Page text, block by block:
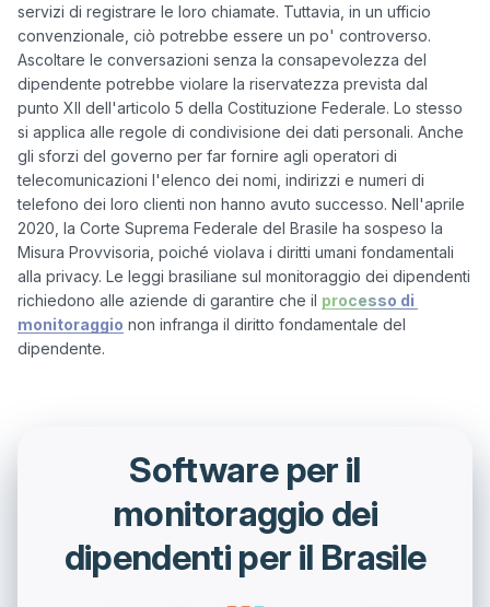
servizi di registrare le loro chiamate. Tuttavia, in un ufficio
convenzionale, ciò potrebbe essere un po' controverso.
Ascoltare le conversazioni senza la consapevolezza del
dipendente potrebbe violare la riservatezza prevista dal
punto XII dell'articolo 5 della Costituzione Federale. Lo stesso
si applica alle regole di condivisione dei dati personali. Anche
gli sforzi del governo per far fornire agli operatori di
telecomunicazioni l'elenco dei nomi, indirizzi e numeri di
telefono dei loro clienti non hanno avuto successo. Nell'aprile
2020, la Corte Suprema Federale del Brasile ha sospeso la
Misura Provvisoria, poiché violava i diritti umani fondamentali
alla privacy. Le leggi brasiliane sul monitoraggio dei dipendenti
richiedono alle aziende di garantire che il processo di
monitoraggio non infranga il diritto fondamentale del
Software per il
monitoraggio dei
dipendenti per il Brasile